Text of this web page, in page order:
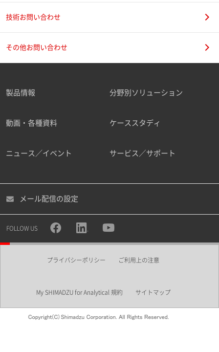
ご勤務先
職種
所属部署
技術お問い合わせ
その他お問い合わせ
製品情報 分野別ソリューション
動画・各種資料 ケーススタディ
ニュース／イベント サービス／サポート
メール配信の設定
FOLLOW US
プライバシーポリシー ご利用上の注意
My SHIMADZU for Analytical 規約 サイトマップ